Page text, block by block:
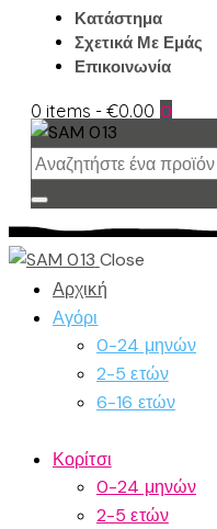
Κατάστημα
Σχετικά Με Εμάς
Επικοινωνία
0 items -€0.00 0
Close
Αρχική
Αγόρι
0-24 μηνών
2-5 ετών
6-16 ετών
Κορίτσι
0-24 μηνών
2-5 ετών